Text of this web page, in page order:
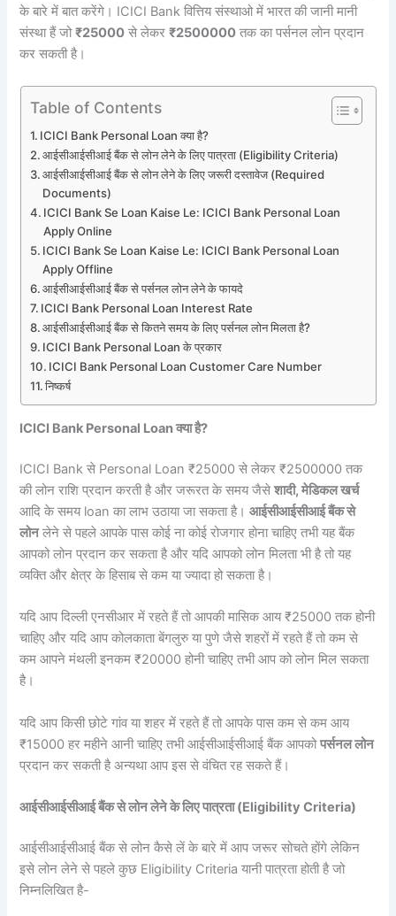
के बारे में बात करेंगे। ICICI Bank वित्तिय संस्थाओ में भारत की जानी मानी
संस्था हैं जो₹25000 से लेकर₹2500000 तक का पर्सनल लोन प्रदान
कर सकती है।
Table of Contents
ICICI Bank Personal Loan क्या है?
आईसीआईसीआई बैंक से लोन लेने के लिए पात्रता (Eligibility Criteria)
आईसीआईसीआई बैंक से लोन लेने के लिए जरूरी दस्तावेज (Required
Documents)
ICICI Bank Se Loan Kaise Le: ICICI Bank Personal Loan
Apply Online
ICICI Bank Se Loan Kaise Le: ICICI Bank Personal Loan
Apply Offline
आईसीआईसीआई बैंक से पर्सनल लोन लेने के फायदे
ICICI Bank Personal Loan Interest Rate
आईसीआईसीआई बैंक से कितने समय के लिए पर्सनल लोन मिलता है?
ICICI Bank Personal Loan के प्रकार
ICICI Bank Personal Loan Customer Care Number
निष्कर्ष
ICICI Bank Personal Loan क्या है?
ICICI Bank से Personal Loan ₹25000 से लेकर ₹2500000 तक
की लोन राशि प्रदान करती है और जरूरत के समय जैसेशादी, मेडिकल खर्च
आदि के समय loan का लाभ उठाया जा सकता है।आईसीआईसीआई बैंक से
लोनलेने से पहले आपके पास कोई ना कोई रोजगार होना चाहिए तभी यह बैंक
आपको लोन प्रदान कर सकता है और यदि आपको लोन मिलता भी है तो यह
व्यक्ति और क्षेत्र के हिसाब से कम या ज्यादा हो सकता है।
यदि आप दिल्ली एनसीआर में रहते हैं तो आपकी मासिक आय ₹25000 तक होनी
चाहिए और यदि आप कोलकाता बेंगलुरु या पुणे जैसे शहरों में रहते हैं तो कम से
कम आपने मंथली इनकम ₹20000 होनी चाहिए तभी आप को लोन मिल सकता
है।
यदि आप किसी छोटे गांव या शहर में रहते हैं तो आपके पास कम से कम आय
₹15000 हर महीने आनी चाहिए तभी आईसीआईसीआई बैंक आपकोपर्सनल लोन
प्रदान कर सकती है अन्यथा आप इस से वंचित रह सकते हैं।
आईसीआईसीआई बैंक से लोन लेने के लिए पात्रता (Eligibility Criteria)
आईसीआईसीआई बैंक से लोन कैसे लें के बारे में आप जरूर सोचते होंगे लेकिन
इसे लोन लेने से पहले कुछ Eligibility Criteria यानी पात्रता होती है जो
निम्नलिखित है-